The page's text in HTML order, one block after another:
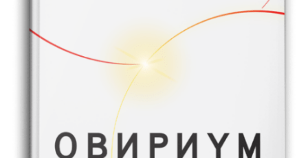
чудесна интервенција од некој или нешто
непознато.
Текстовите откриваат и автор кој е упатен и пасиониран
силно влијание од митологијата, од епската фантастика, од
како литература или неговата екранизација.
Дел од расказите лесно би можеле да бидат адаптирани за
филм или видеоигра.